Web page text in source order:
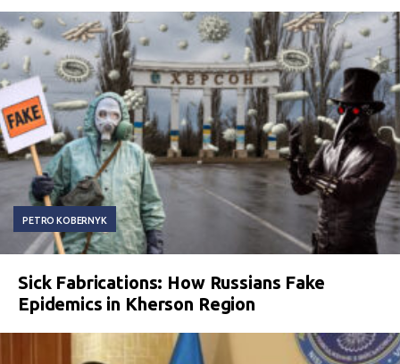
PETRO KOBERNYK
Sick Fabrications: How Russians Fake
Epidemics in Kherson Region